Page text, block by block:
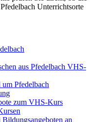
Unterrichtsorte
aus Pfedelbach VHS-
Pfedelbach
zum VHS-Kurs
an